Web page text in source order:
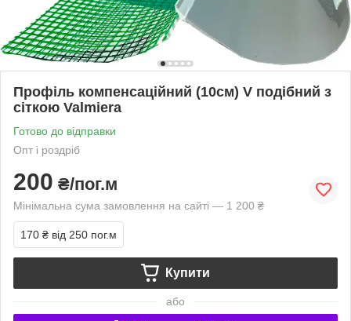
Профіль компенсаційний (10см) V подібний з
сіткою Valmiera
Готово до відправки
Опт і роздріб
200 ₴/пог.м
Мінімальна сума замовлення на сайті — 1 200 ₴
170 ₴ від 250 пог.м
Купити
або